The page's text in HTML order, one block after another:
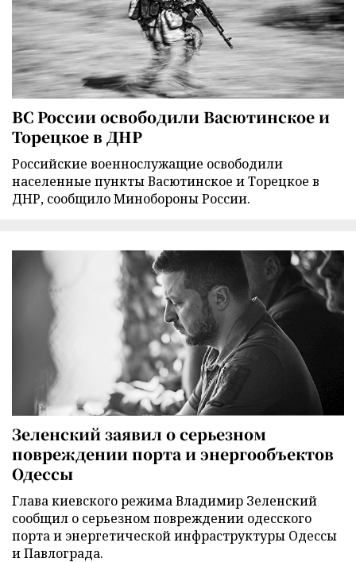
ВС России освободили Васютинское и
Торецкое в ДНР
Российские военнослужащие освободили
населенные пункты Васютинское и Торецкое в
ДНР, сообщило Минобороны России.
Зеленский заявил о серьезном
повреждении порта и энергообъектов
Одессы
Глава киевского режима Владимир Зеленский
сообщил о серьезном повреждении одесского
порта и энергетической инфраструктуры Одессы
и Павлограда.